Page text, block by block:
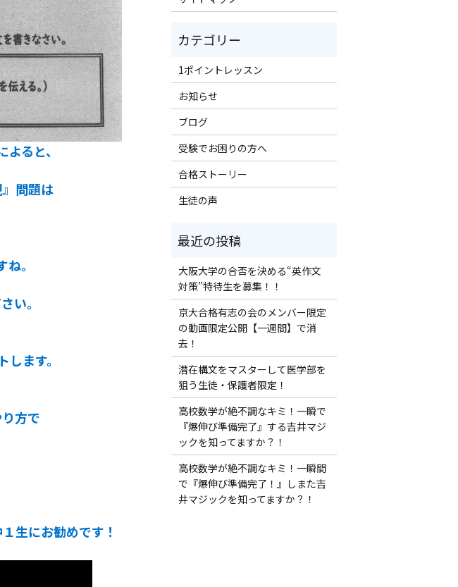
ると、
問題は
。
い。
ます。
方で
生にお勧めです！
1ポイントレッスン
お知らせ
ブログ
受験でお困りの方へ
合格ストーリー
生徒の声
大阪大学の合否を決める“英作文
対策”特待生を募集！！
京大合格有志の会のメンバー限定
の動画限定公開【一週間】で消
去！
潜在構文をマスターして医学部を
狙う生徒・保護者限定！
高校数学が絶不調なキミ！一瞬で
『爆伸び準備完了』する吉井マジ
ックを知ってますか？！
高校数学が絶不調なキミ！一瞬間
で『爆伸び準備完了！』しまた吉
井マジックを知ってますか？！